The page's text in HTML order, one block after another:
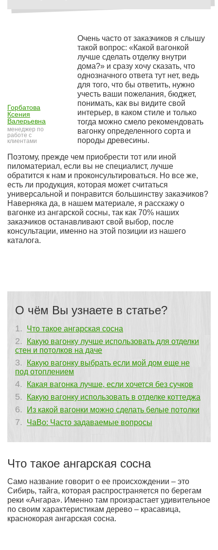
Горбатова
Ксения
Валерьевна
менеджер по
работе с
клиентами
Очень часто от заказчиков я слышу
такой вопрос: «Какой вагонкой
лучше сделать отделку внутри
дома?» и сразу хочу сказать, что
однозначного ответа тут нет, ведь
для того, что бы ответить, нужно
учесть ваши пожелания, бюджет,
понимать, как вы видите свой
интерьер, в каком стиле и только
тогда можно смело рекомендовать
вагонку определенного сорта и
породы древесины.
Поэтому, прежде чем приобрести тот или иной
пиломатериал, если вы не специалист, лучше
обратится к нам и проконсультироваться. Но все же,
есть ли продукция, которая может считаться
универсальной и понравится большинству заказчиков?
Наверняка да, в нашем материале, я расскажу о
вагонке из ангарской сосны, так как 70% наших
заказчиков останавливают свой выбор, после
консультации, именно на этой позиции из нашего
каталога.
О чём Вы узнаете в статье?
Что такое ангарская сосна
Какую вагонку лучше использовать для отделки
стен и потолков на даче
Какую вагонку выбрать если мой дом еще не
под отоплением
Какая вагонка лучше, если хочется без сучков
Какую вагонку использовать в отделке коттеджа
Из какой вагонки можно сделать белые потолки
ЧаВо: Часто задаваемые вопросы
Что такое ангарская сосна
Само название говорит о ее происхождении – это
Сибирь, тайга, которая распространяется по берегам
реки «Ангара». Именно там произрастает удивительное
по своим характеристикам дерево – красавица,
краснокорая ангарская сосна.